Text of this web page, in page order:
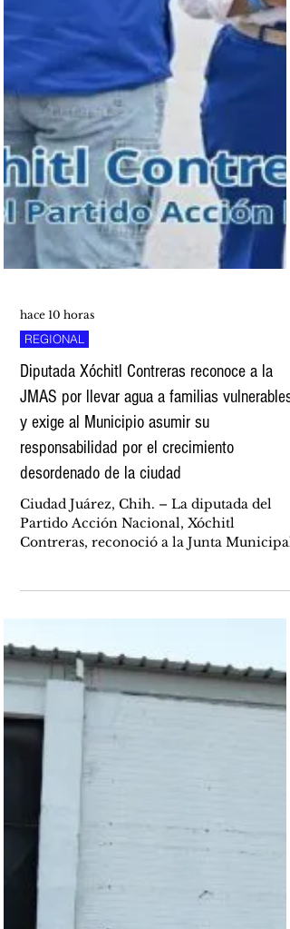
hace 10 horas
REGIONAL
Diputada Xóchitl Contreras reconoce a la
JMAS por llevar agua a familias vulnerables
y exige al Municipio asumir su
responsabilidad por el crecimiento
desordenado de la ciudad
Contreras, reconoció a la Junta Municipal
esfuerzo extraordinario que realiza para
llevar agua potable a cientos de familias
que habitan en asentamientos irregulares,
al considerar que garantizar el acceso al
vital líquido es un acto de responsabilidad
social y de profundo sentido humano. La
debe quedarse sin agua potable, po